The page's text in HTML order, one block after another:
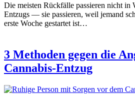
Die meisten Rückfälle passieren nicht in
Entzugs — sie passieren, weil jemand
erste Woche gestartet ist…
3 Methoden gegen die
Cannabis-Entzug